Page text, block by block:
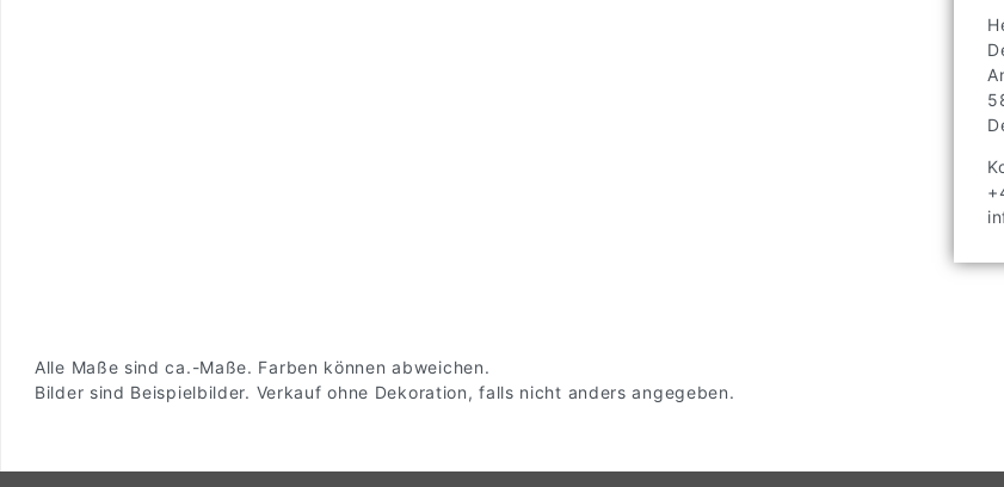
Alle Maße sind ca.-Maße. Farben können abweichen.
Bilder sind Beispielbilder. Verkauf ohne Dekoration, falls nicht anders angegeben.